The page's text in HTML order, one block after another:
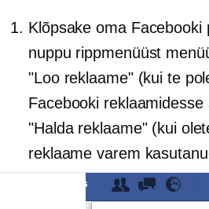
Klõpsake oma Facebooki
nuppu rippmenüüst
"Loo reklaame" (kui te
Facebooki
"Halda reklaame" (kui
reklaame varem